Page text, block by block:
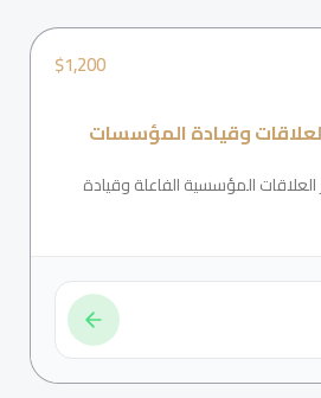
$1,200
العلاقات وقيادة المؤسسات
العلاقات المؤسسية الفاعلة وقيادة